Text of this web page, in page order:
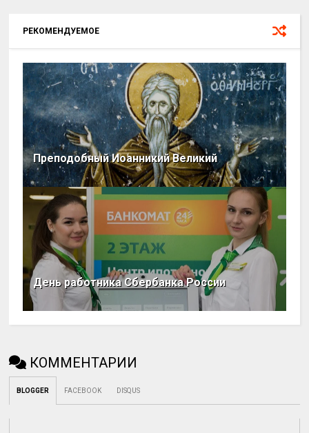
РЕКОМЕНДУЕМОЕ
Преподобный Иоанникий Великий
День работника Сбербанка России
КОММЕНТАРИИ
BLOGGER FACEBOOK DISQUS